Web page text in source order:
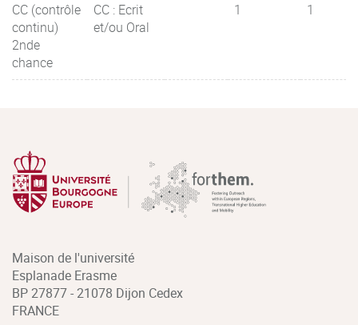
CC (contrôle
continu)
2nde
chance
CC : Ecrit
et/ou Oral
1 1
Maison de l'université
Esplanade Erasme
BP 27877 - 21078 Dijon Cedex
FRANCE